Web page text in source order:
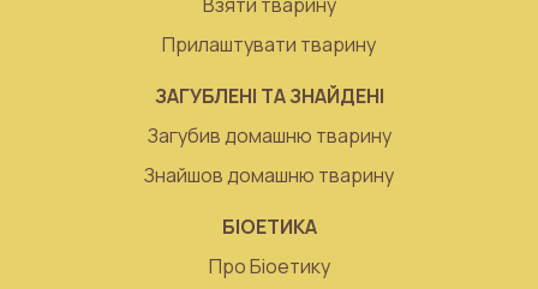
Прилаштувати тварину
ЗАГУБЛЕНІ ТА ЗНАЙДЕНІ
Загубив домашню тварину
Знайшов домашню тварину
БІОЕТИКА
Про Біоетику